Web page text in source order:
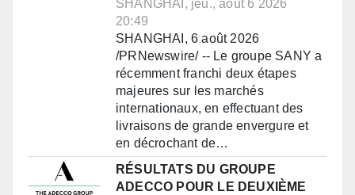
SHANGHAI, jeu., août 6 2026
20:49
SHANGHAI, 6 août 2026
/PRNewswire/ -- Le groupe SANY a
récemment franchi deux étapes
majeures sur les marchés
internationaux, en effectuant des
livraisons de grande envergure et
en décrochant de…
RÉSULTATS DU GROUPE
ADECCO POUR LE DEUXIÈME